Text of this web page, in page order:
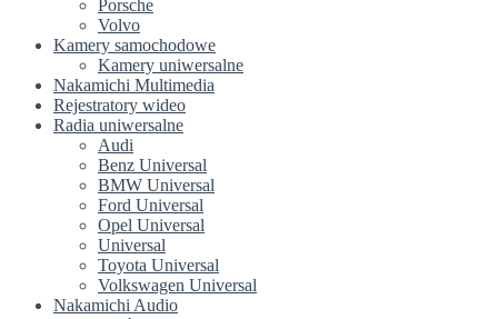
Porsche
Volvo
Kamery samochodowe
Kamery uniwersalne
Nakamichi Multimedia
Rejestratory wideo
Radia uniwersalne
Audi
Benz Universal
BMW Universal
Ford Universal
Opel Universal
Universal
Toyota Universal
Volkswagen Universal
Nakamichi Audio